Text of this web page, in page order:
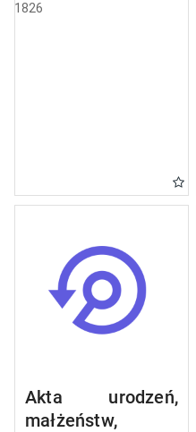
1826
Akta urodzeń,
małżeństw,